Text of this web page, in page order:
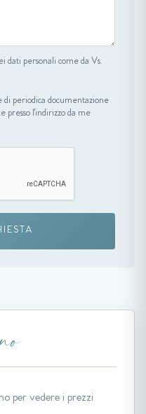
dati personali come da Vs.
periodica documentazione
presso l'indirizzo da me
per vedere i prezzi